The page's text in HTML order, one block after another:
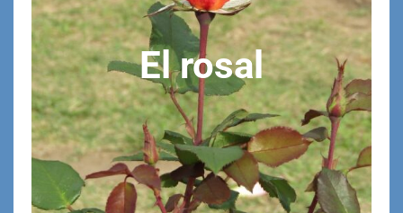
El rosal